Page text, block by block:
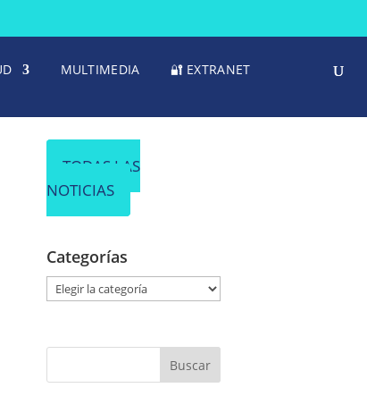
MULTIMEDIA 🔐 EXTRANET
TODAS LAS
NOTICIAS
Categorías
g